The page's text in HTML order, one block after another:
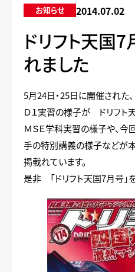
お知らせ 2014.07.02
ドリフト天国
れました
5月24日・25日に開催された
Ｄ１実習の様子が ドリフト
ＭＳＥ学科実習の様子や、
手の特別講義の様子などが
掲載れています。
是非 「ドリフト天国7月号」